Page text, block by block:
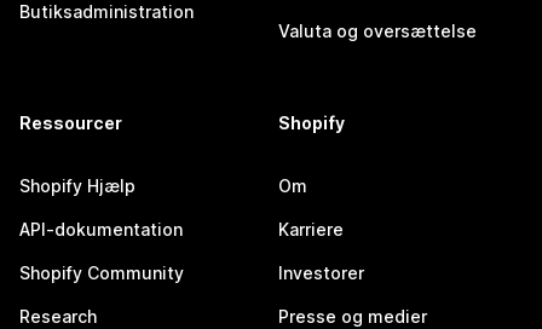
Butiksadministration
Valuta og oversættelse
Ressourcer
Shopify Hjælp
API-dokumentation
Shopify Community
Research
Shopify
Om
Karriere
Investorer
Presse og medier